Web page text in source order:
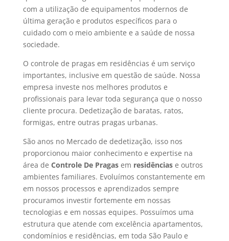
com a utilização de equipamentos modernos de
última geração e produtos específicos para o
cuidado com o meio ambiente e a saúde de nossa
sociedade.
O controle de pragas em residências é um serviço
importantes, inclusive em questão de saúde. Nossa
empresa investe nos melhores produtos e
profissionais para levar toda segurança que o nosso
cliente procura. Dedetização de baratas, ratos,
formigas, entre outras pragas urbanas.
São anos no Mercado de dedetização, isso nos
proporcionou maior conhecimento e expertise na
área de Controle De Pragasem residências e outros
ambientes familiares. Evoluímos constantemente em
em nossos processos e aprendizados sempre
procuramos investir fortemente em nossas
tecnologias e em nossas equipes. Possuímos uma
estrutura que atende com excelência apartamentos,
condomínios e residências, em toda São Paulo e